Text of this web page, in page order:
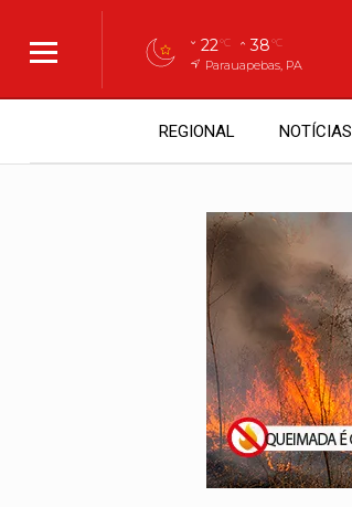
22°C 38°C
Parauapebas, PA
REGIONAL NOTÍCIAS